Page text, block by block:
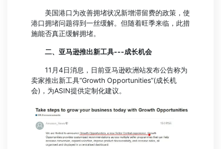
美国港口为改善拥堵状况新增滞留费的政策，使
港口拥堵问题得到一丝缓解。但随着旺季来临，此措
施能否真正缓解拥堵。
二、亚马逊推出新工具---成长机会
11月4日消息，日前亚马逊欧洲站发布公告称为
卖家推出新工具“Growth Opportunities”(成长机
会)，为ASIN提供定制化建议。